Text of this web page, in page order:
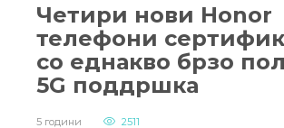
Четири нови Honor
телефони
со еднакво брзо
5G поддршка
5 години 2511